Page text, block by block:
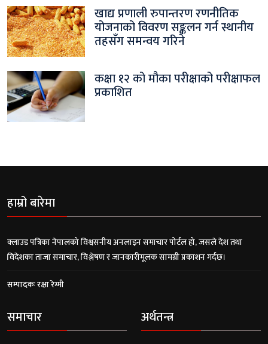
खाद्य प्रणाली रुपान्तरण रणनीतिक
योजनाको विवरण सङ्कलन गर्न स्थानीय
तहसँग समन्वय गरिने
कक्षा १२ को मौका परीक्षाको परीक्षाफल
प्रकाशित
हाम्रो बारेमा
क्लाउड पत्रिका नेपालको विश्वसनीय अनलाइन समाचार पोर्टल हो, जसले देश तथा
विदेशका ताजा समाचार, विश्लेषण र जानकारीमूलक सामग्री प्रकाशन गर्दछ।
सम्पादकः रक्षा रेग्मी
समाचार अर्थतन्त्र